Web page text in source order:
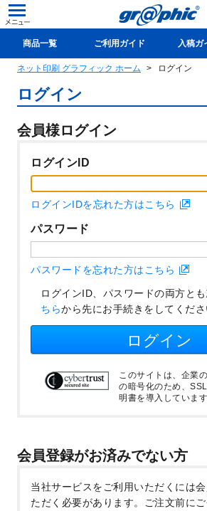
商品一覧 ご利用ガイド 入稿ガ
新規会員登録(無料)
ネット印刷 グラフィック ホーム ログイン
ログイン
会員様ログイン
ログインID
ログインIDを忘れた方はこちら
パスワード
パスワードを忘れた方はこちら
ログインID、パスワードの両方とも
ちらから先にお手続きをしてくださ
ログイン
このサイトは、企業
の暗号化のため、
明書を導入しています
会員登録がお済みでない方
当社サービスをご利用いただくには
ただく必要があります。
ご注文前に